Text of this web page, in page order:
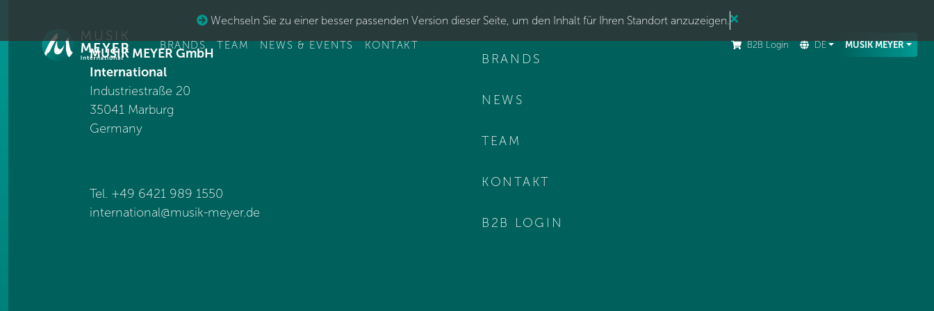
Wechseln Sie zu einer besser passenden Version dieser Seite, um den Inhalt für Ihren Standort anzuzeigen.
BRANDS TEAM NEWS & EVENTS KONTAKT B2B Login DE MUSIK MEYER
MUSIK MEYER GmbH
International
Industriestraße 20
35041 Marburg
Germany
Tel. +49 6421 989 1550
international@musik-meyer.de
BRANDS
NEWS
TEAM
KONTAKT
B2B LOGIN